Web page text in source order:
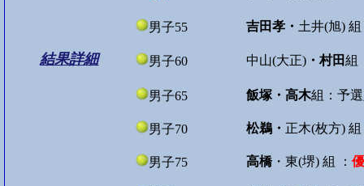
結果詳細
男子55 吉田孝・ 土井(旭)
男子60 中山(大正) ・村田組
男子65 飯塚・高木組：予
男子70 松鵜・ 正木(枚方)
男子75 高橋・東(堺) 組 ：